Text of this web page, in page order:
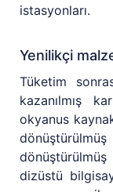
istasyonları.
Yenilikçi
Tüketim
kazanılmış
okyanus
dizüstü